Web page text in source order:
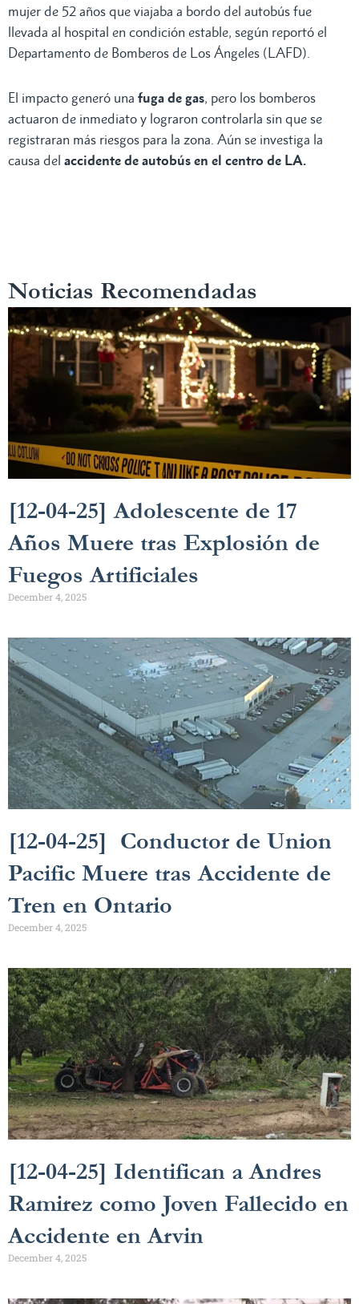
mujer de 52 años que viajaba a bordo del autobús fue
llevada al hospital en condición estable, según reportó el
Departamento de Bomberos de Los Ángeles (LAFD).
El impacto generó una fuga de gas, pero los bomberos
actuaron de inmediato y lograron controlarla sin que se
registraran más riesgos para la zona. Aún se investiga la
causa del accidente de autobús en el centro de LA.
Noticias Recomendadas
[12-04-25] Adolescente de 17
Años Muere tras Explosión de
Fuegos Artificiales
December 4, 2025
[12-04-25] Conductor de Union
Pacific Muere tras Accidente de
Tren en Ontario
December 4, 2025
[12-04-25] Identifican a Andres
Ramirez como Joven Fallecido en
Accidente en Arvin
December 4, 2025